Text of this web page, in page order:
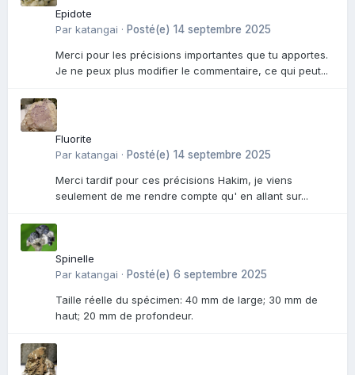
Epidote
Par katangai · Posté(e) 14 septembre 2025
Merci pour les précisions importantes que tu apportes.
Je ne peux plus modifier le commentaire, ce qui peut...
Fluorite
Par katangai · Posté(e) 14 septembre 2025
Merci tardif pour ces précisions Hakim, je viens
seulement de me rendre compte qu' en allant sur...
Spinelle
Par katangai · Posté(e) 6 septembre 2025
Taille réelle du spécimen: 40 mm de large; 30 mm de
haut; 20 mm de profondeur.